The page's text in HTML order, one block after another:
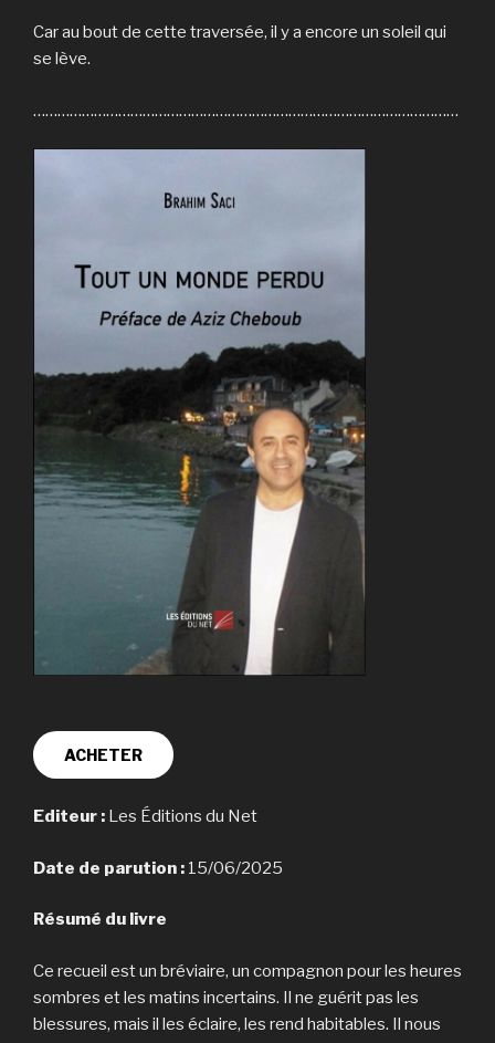
Car au bout de cette traversée, il y a encore un soleil qui
se lève.
……………………………………………………………………………………………
ACHETER
Editeur : Les Éditions du Net
Date de parution : 15/06/2025
Résumé du livre
Ce recueil est un bréviaire, un compagnon pour les heures
sombres et les matins incertains. Il ne guérit pas les
blessures, mais il les éclaire, les rend habitables. Il nous